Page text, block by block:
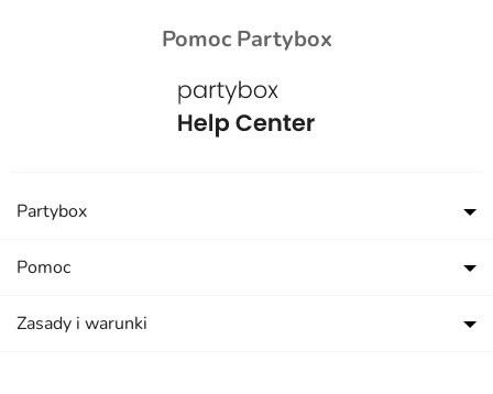
Pomoc Partybox
Partybox
Pomoc
Zasady i warunki